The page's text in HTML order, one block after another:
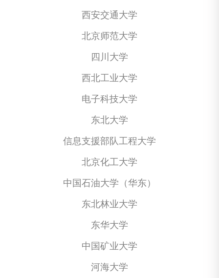
西安交通大学
北京师范大学
四川大学
西北工业大学
电子科技大学
东北大学
信息支援部队工程大学
北京化工大学
中国石油大学（华东）
东北林业大学
东华大学
中国矿业大学
河海大学